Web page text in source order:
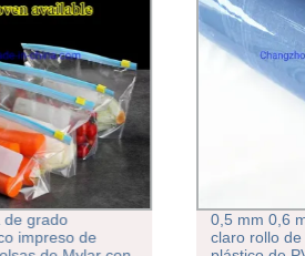
de grado
impreso de
0,5 mm 0,6
claro rollo